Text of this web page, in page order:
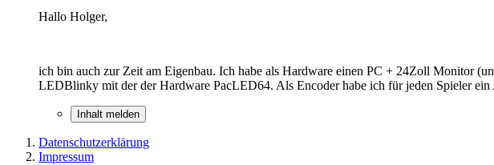
Hallo Holger,
ich bin auch zur Zeit am Eigenbau. Ich habe als Hardware einen PC + 24Zoll Monitor
LEDBlinky mit der der Hardware PacLED64. Als Encoder habe ich für jeden Spieler
Inhalt melden
Datenschutzerklärung
Impressum